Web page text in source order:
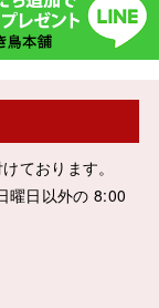
ております。
曜日以外の 8:00